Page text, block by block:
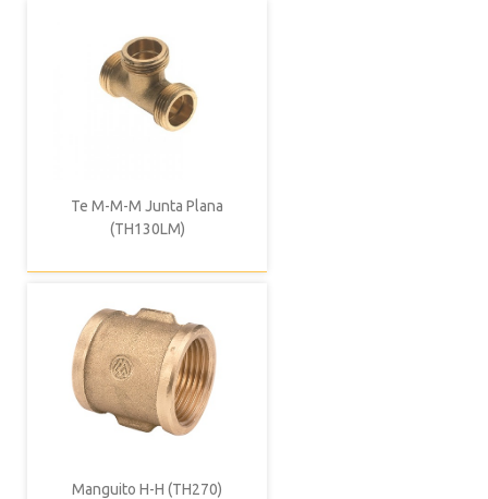
Te M-M-M Junta Plana
(TH130LM)
Manguito H-H (TH270)